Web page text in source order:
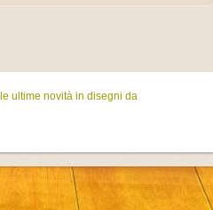
ultime novità in disegni da